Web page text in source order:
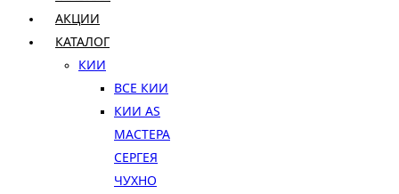
АКЦИИ
КАТАЛОГ
КИИ
ВСЕ КИИ
КИИ AS
МАСТЕРА
СЕРГЕЯ
ЧУХНО